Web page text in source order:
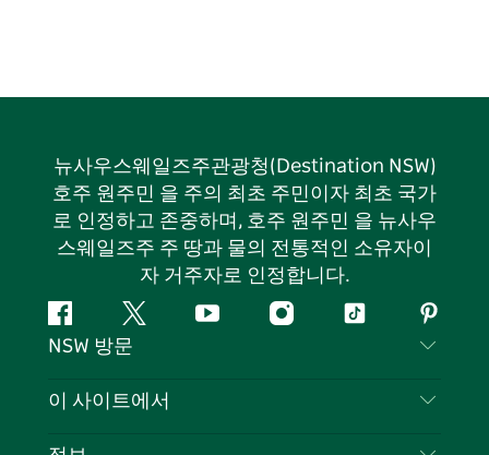
뉴사우스웨일즈주관광청(Destination NSW)
호주 원주민 을 주의 최초 주민이자 최초 국가
로 인정하고 존중하며, 호주 원주민 을 뉴사우
스웨일즈주 주 땅과 물의 전통적인 소유자이
자 거주자로 인정합니다.
페
이
북
지
다
유
인
틱
핀
터
스
NSW 방문
문의하기
이 사이트에서
목적지